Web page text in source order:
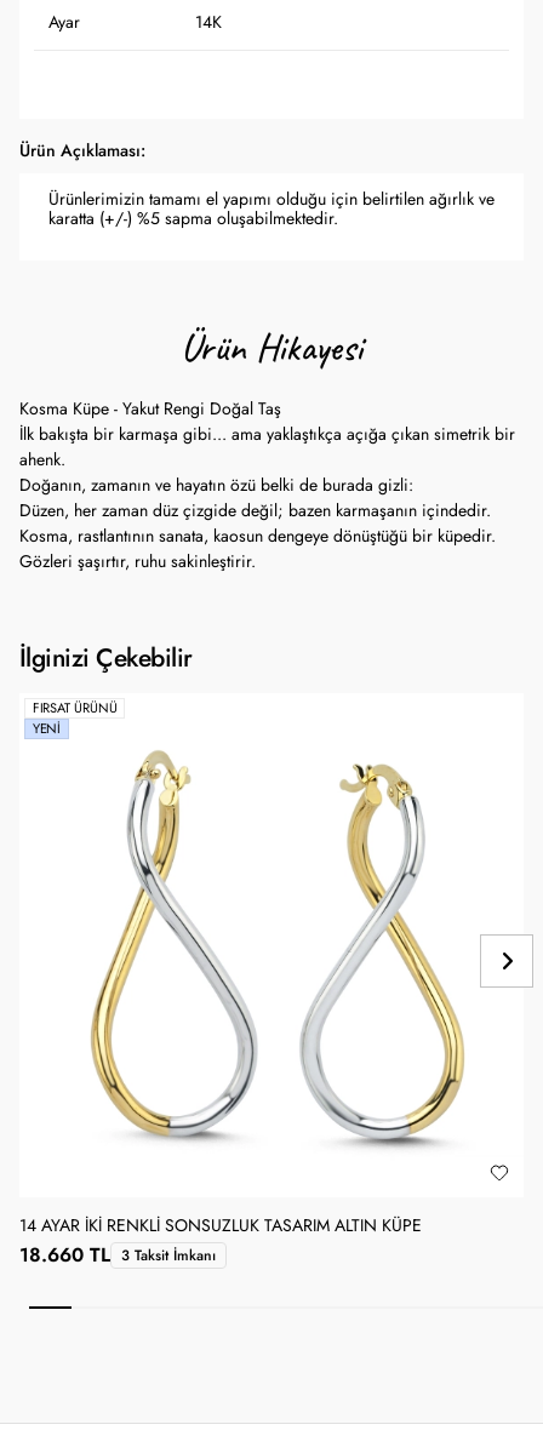
Ayar 14K
Ürün Açıklaması:
Ürünlerimizin tamamı el yapımı olduğu için belirtilen ağırlık ve
karatta (+/-) %5 sapma oluşabilmektedir.
Ürün Hikayesi
Kosma Küpe - Yakut Rengi Doğal Taş
İlk bakışta bir karmaşa gibi... ama yaklaştıkça açığa çıkan simetrik bir
ahenk.
Doğanın, zamanın ve hayatın özü belki de burada gizli:
Düzen, her zaman düz çizgide değil; bazen karmaşanın içindedir.
Kosma, rastlantının sanata, kaosun dengeye dönüştüğü bir küpedir.
Gözleri şaşırtır, ruhu sakinleştirir.
İlginizi Çekebilir
FIRSAT ÜRÜNÜ
YENI
14 AYAR İKI RENKLI SONSUZLUK TASARIM ALTIN KÜPE
18.660 TL 3 Taksit İmkanı